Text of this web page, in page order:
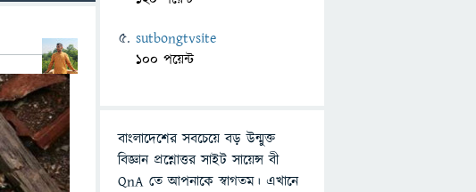
sutbongtvsite
100 পয়েন্ট
বাংলাদেশের সবচেয়ে বড় উন্মুক্ত
বিজ্ঞান প্রশ্নোত্তর সাইট সায়েন্স বী
QnA তে আপনাকে স্বাগতম। এখানে